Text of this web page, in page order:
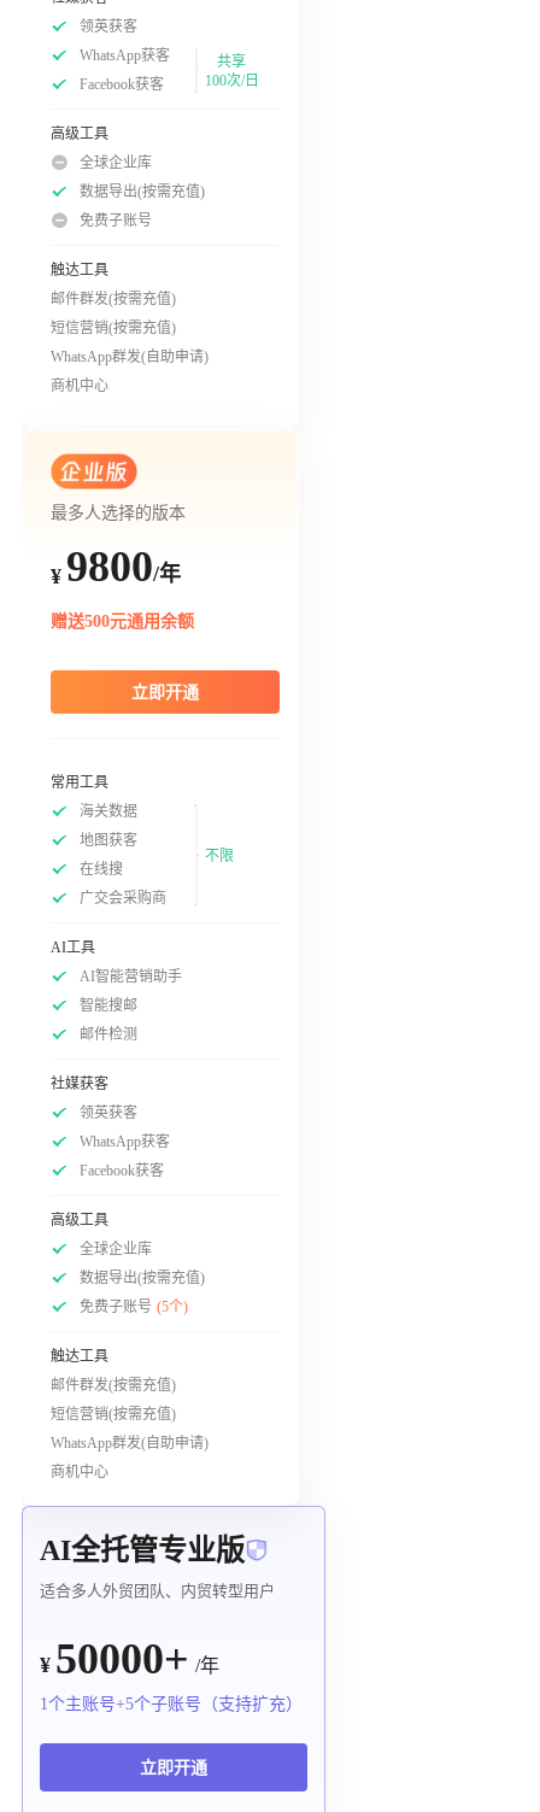
领英获客
WhatsApp获客
Facebook获客
共享
100次/日
高级工具
全球企业库
数据导出(按需充值)
免费子账号
触达工具
邮件群发(按需充值)
短信营销(按需充值)
WhatsApp群发(自助申请)
商机中心
最多人选择的版本
¥ 9800/年
赠送500元通用余额
立即开通
常用工具
海关数据
地图获客
在线搜
广交会采购商
不限
AI工具
AI智能营销助手
智能搜邮
邮件检测
社媒获客
领英获客
WhatsApp获客
Facebook获客
高级工具
全球企业库
数据导出(按需充值)
免费子账号 (5个)
触达工具
邮件群发(按需充值)
短信营销(按需充值)
WhatsApp群发(自助申请)
商机中心
AI全托管专业版
适合多人外贸团队、内贸转型用户
¥ 50000+ /年
1个主账号+5个子账号（支持扩充）
立即开通